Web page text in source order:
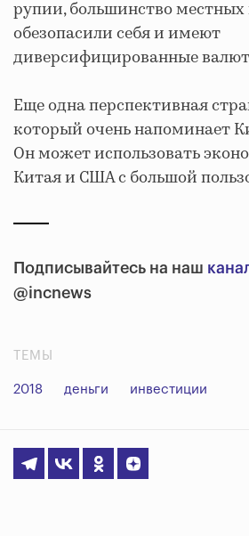
рупии, большинство местных
обезопасили себя и имеют
диверсифицированные
Еще одна перспективная
который очень напоминает
Он может использовать
Китая и США с большой
Подписывайтесь на наш
@incnews
ТЕМЫ
2018 деньги инвестиции